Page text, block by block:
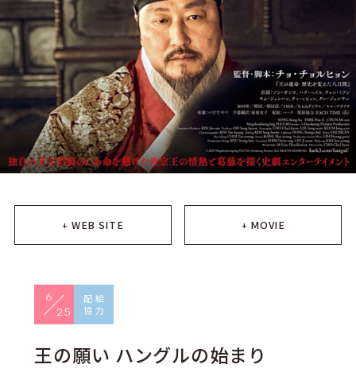
+ WEB SITE + MOVIE
6
25
王の願い ハングルの始まり